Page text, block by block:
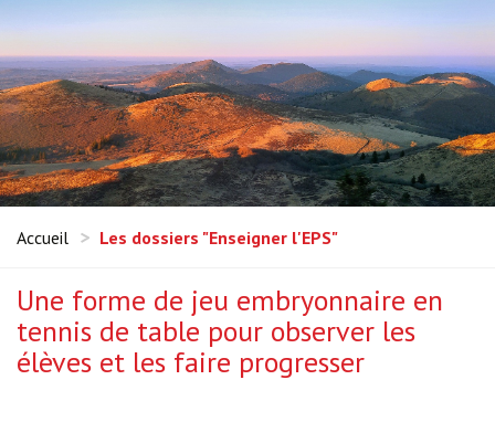
Accueil Les dossiers "Enseigner l'EPS"
Une forme de jeu embryonnaire en
tennis de table pour observer les
élèves et les faire progresser